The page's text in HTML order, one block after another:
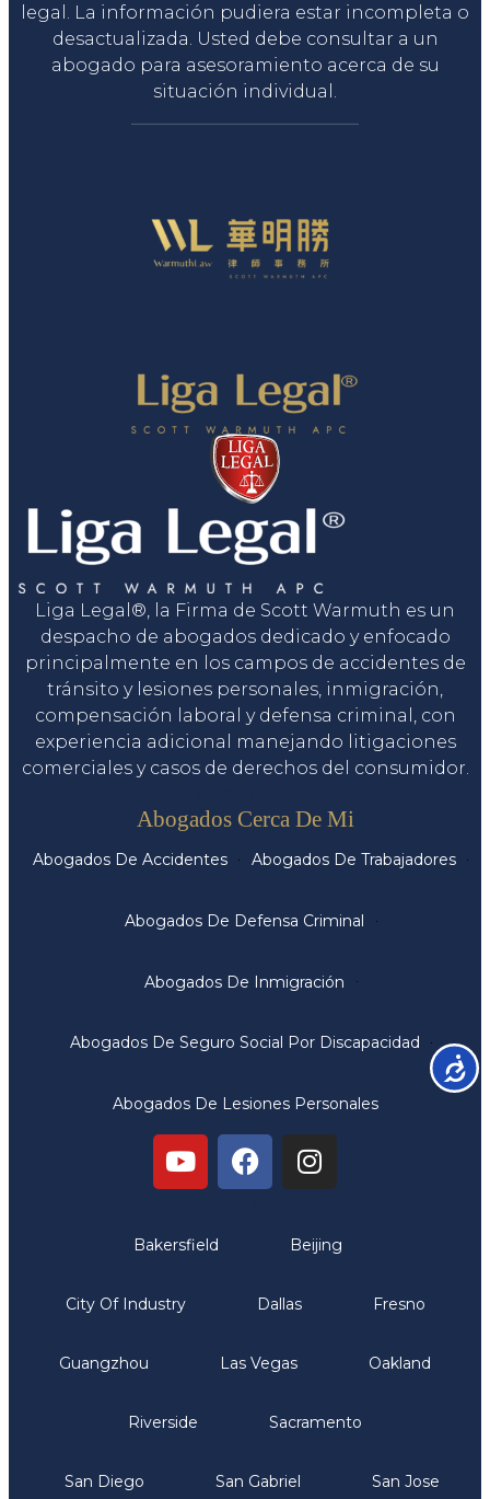
legal. La información pudiera estar incompleta o
desactualizada. Usted debe consultar a un
abogado para asesoramiento acerca de su
situación individual.
Liga Legal®, la Firma de Scott Warmuth es un
despacho de abogados dedicado y enfocado
principalmente en los campos de accidentes de
tránsito y lesiones personales, inmigración,
compensación laboral y defensa criminal, con
experiencia adicional manejando litigaciones
comerciales y casos de derechos del consumidor.
Abogados Cerca De Mi
Abogados De Accidentes Abogados De Trabajadores
Abogados De Defensa Criminal
Abogados De Inmigración
Abogados De Seguro Social Por Discapacidad
Abogados De Lesiones Personales
Bakersfield Beijing
City Of Industry Dallas Fresno
Guangzhou Las Vegas Oakland
Riverside Sacramento
San Diego San Gabriel San Jose